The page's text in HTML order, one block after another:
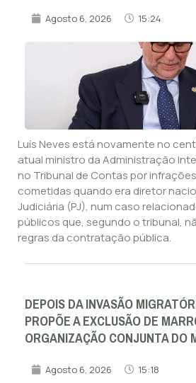
Agosto 6, 2026 15:24
Luís Neves está novamente no
atual ministro da Administração
no Tribunal de Contas por
cometidas quando era diretor
Judiciária (PJ), num caso
públicos que, segundo o tribunal,
regras da contratação pública.
DEPOIS DA INVASÃO
PROPÕE A EXCLUSÃO DE
ORGANIZAÇÃO CONJUNTA DO
Agosto 6, 2026 15:18